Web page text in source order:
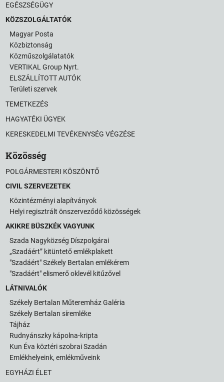
EGÉSZSÉGÜGY
KÖZSZOLGÁLTATÓK
Magyar Posta
Közbiztonság
Közműszolgálatatók
VERTIKAL Group Nyrt.
ELSZÁLLÍTOTT AUTÓK
Területi szervek
TEMETKEZÉS
HAGYATÉKI ÜGYEK
KERESKEDELMI TEVÉKENYSÉG VÉGZÉSE
Közösség
POLGÁRMESTERI KÖSZÖNTŐ
CIVIL SZERVEZETEK
Közintézményi alapítványok
Helyi regisztrált önszerveződő közösségek
AKIKRE BÜSZKÉK VAGYUNK
Szada Nagyközség Díszpolgárai
„Szadáért” kitüntető emlékplakett
"Szadáért" Székely Bertalan emlékérem
"Szadáért" elismerő oklevél kitűzővel
LÁTNIVALÓK
Székely Bertalan Műteremház Galéria
Székely Bertalan síremléke
Tájház
Rudnyánszky kápolna-kripta
Kun Éva köztéri szobrai Szadán
Emlékhelyeink, emlékműveink
EGYHÁZI ÉLET